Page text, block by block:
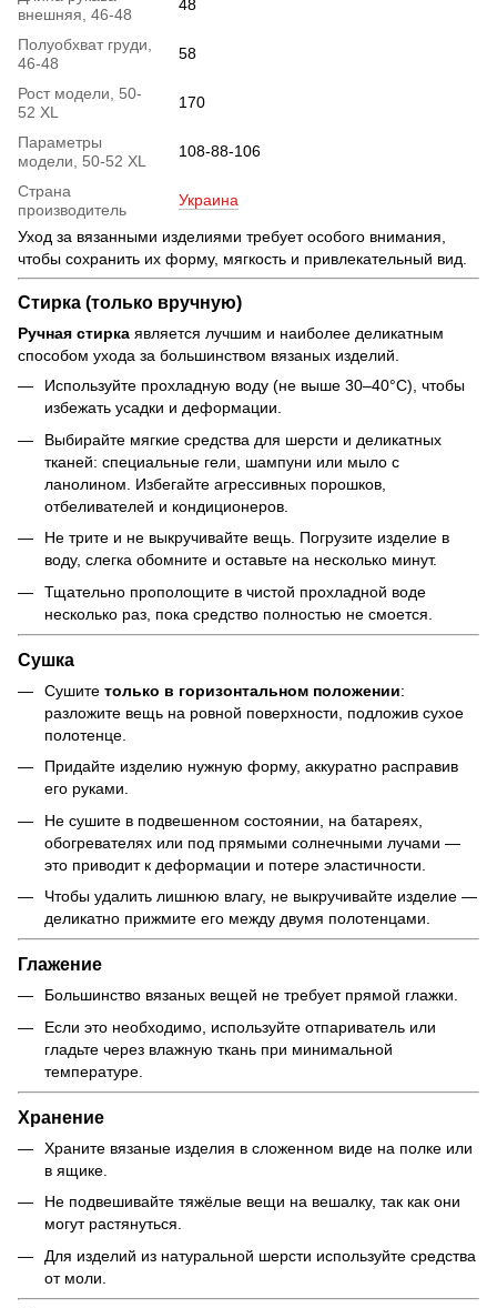
внешняя, 46-48
48
Полуобхват груди,
46-48
58
Рост модели, 50-
52 XL
170
Параметры
модели, 50-52 XL
108-88-106
Страна
производитель
Украина
Уход за вязанными изделиями требует особого внимания,
чтобы сохранить их форму, мягкость и привлекательный вид.
Стирка (только вручную)
Ручная стирка является лучшим и наиболее деликатным
способом ухода за большинством вязаных изделий.
Используйте прохладную воду (не выше 30–40°C), чтобы
избежать усадки и деформации.
Выбирайте мягкие средства для шерсти и деликатных
тканей: специальные гели, шампуни или мыло с
ланолином. Избегайте агрессивных порошков,
отбеливателей и кондиционеров.
Не трите и не выкручивайте вещь. Погрузите изделие в
воду, слегка обомните и оставьте на несколько минут.
Тщательно прополощите в чистой прохладной воде
несколько раз, пока средство полностью не смоется.
Сушка
Сушите только в горизонтальном положении:
разложите вещь на ровной поверхности, подложив сухое
полотенце.
Придайте изделию нужную форму, аккуратно расправив
его руками.
Не сушите в подвешенном состоянии, на батареях,
обогревателях или под прямыми солнечными лучами —
это приводит к деформации и потере эластичности.
Чтобы удалить лишнюю влагу, не выкручивайте изделие —
деликатно прижмите его между двумя полотенцами.
Глажение
Большинство вязаных вещей не требует прямой глажки.
Если это необходимо, используйте отпариватель или
гладьте через влажную ткань при минимальной
температуре.
Хранение
Храните вязаные изделия в сложенном виде на полке или
в ящике.
Не подвешивайте тяжёлые вещи на вешалку, так как они
могут растянуться.
Для изделий из натуральной шерсти используйте средства
от моли.